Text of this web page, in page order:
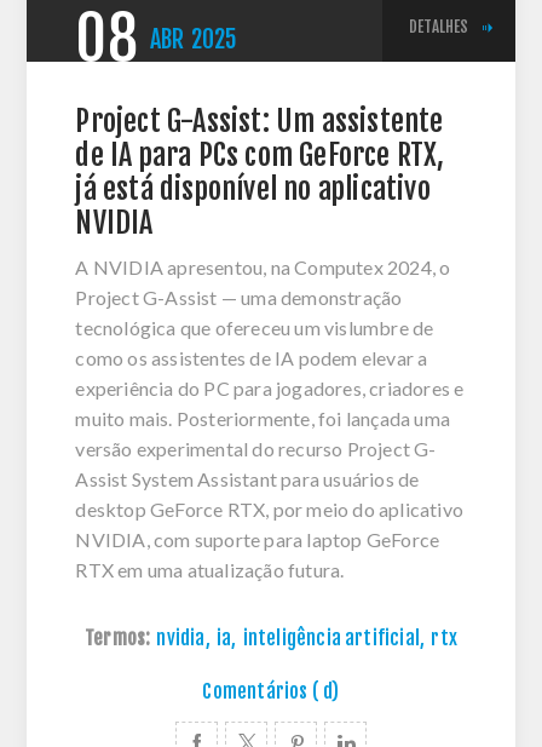
08 ABR 2025 DETALHES
Project G-Assist: Um assistente
de IA para PCs com GeForce RTX,
já está disponível no aplicativo
NVIDIA
A NVIDIA apresentou, na Computex 2024, o
Project G-Assist — uma demonstração
tecnológica que ofereceu um vislumbre de
como os assistentes de IA podem elevar a
experiência do PC para jogadores, criadores e
muito mais. Posteriormente, foi lançada uma
versão experimental do recurso Project G-
Assist System Assistant para usuários de
desktop GeForce RTX, por meio do aplicativo
NVIDIA, com suporte para laptop GeForce
RTX em uma atualização futura.
Termos: nvidia, ia, inteligência artificial , rtx
Comentários ( d)